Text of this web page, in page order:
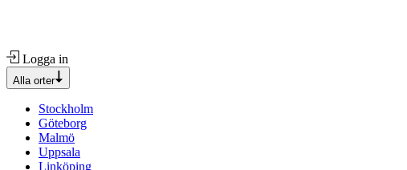
Logga in
Alla orter
Stockholm
Göteborg
Malmö
Uppsala
Linköping